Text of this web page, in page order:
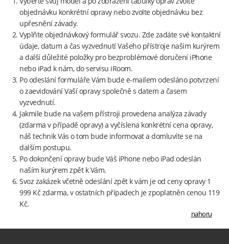
objednávku konkrétní opravy nebo zvolte objednávku bez
upřesnění závady.
Vyplňte objednávkový formulář svozu. Zde zadáte své kontaktní
údaje, datum a čas vyzvednutí Vašeho přístroje naším kurýrem
a další důležité položky pro bezproblémové doručení iPhone
nebo iPad k nám, do servisu iRoom.
Po odeslání formuláře Vám bude e-mailem odesláno potvrzení
o zaevidování Vaší opravy společně s datem a časem
vyzvednutí.
Jakmile bude na vašem přístroji provedena analýza závady
(zdarma v případě opravy) a vyčíslena konkrétní cena opravy,
náš technik Vás o tom bude informovat a domluvíte se na
dalším postupu.
Po dokončení opravy bude Váš iPhone nebo iPad odeslán
naším kurýrem zpět k Vám.
Svoz zakázek včetně odeslání zpět k vám je od ceny opravy 1
999 Kč zdarma, v ostatních případech je zpoplatněn cenou 119
Kč.
nahoru